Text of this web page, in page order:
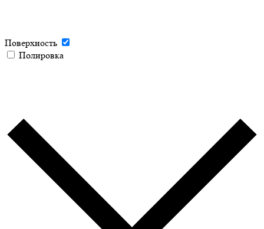
Поверхность
Полировка